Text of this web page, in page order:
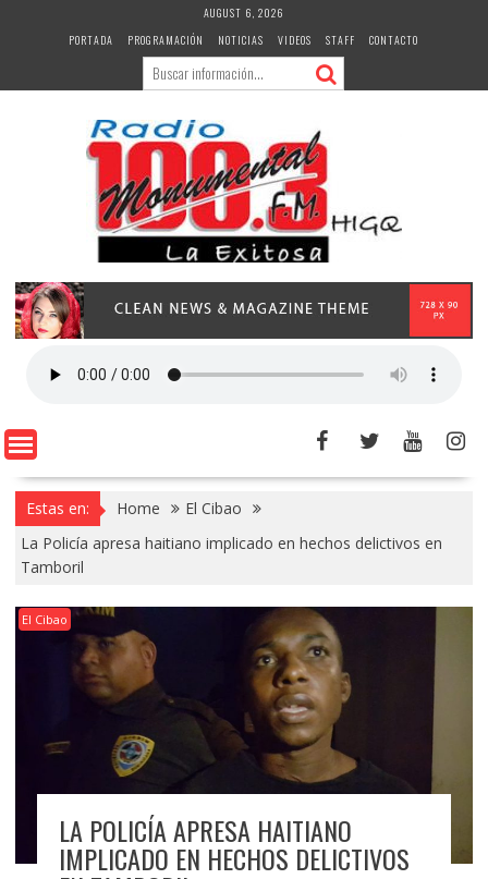
AUGUST 6, 2026
PORTADA
PROGRAMACIÓN NOTICIAS VIDEOS STAFF CONTACTO
Estas en: Home
El Cibao
La Policía apresa haitiano implicado en hechos delictivos en
Tamboril
El Cibao
LA POLICÍA APRESA HAITIANO
IMPLICADO EN HECHOS DELICTIVOS